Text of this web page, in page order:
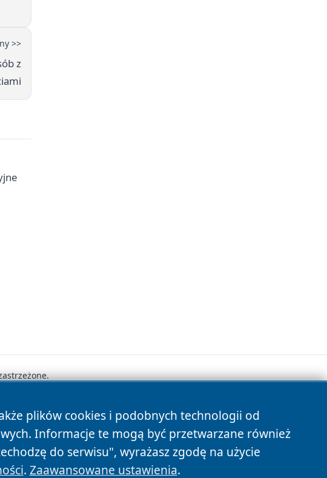
>>
z
plików cookies i podobnych technologii od
Informacje te mogą być przetwarzane również
do serwisu", wyrażasz zgodę na użycie
. Zaawansowane ustawienia.
Cookies